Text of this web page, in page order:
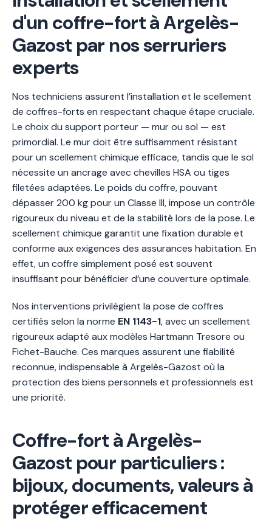
d'un coffre-fort à Argelès-
Gazost par nos serruriers
experts
Nos techniciens assurent l’installation et le scellement
de coffres-forts en respectant chaque étape cruciale.
Le choix du support porteur — mur ou sol — est
primordial. Le mur doit être suffisamment résistant
pour un scellement chimique efficace, tandis que le sol
nécessite un ancrage avec chevilles HSA ou tiges
filetées adaptées. Le poids du coffre, pouvant
dépasser 200 kg pour un Classe III, impose un contrôle
rigoureux du niveau et de la stabilité lors de la pose. Le
scellement chimique garantit une fixation durable et
conforme aux exigences des assurances habitation. En
effet, un coffre simplement posé est souvent
insuffisant pour bénéficier d’une couverture optimale.
Nos interventions privilégient la pose de coffres
certifiés selon la norme EN 1143-1, avec un scellement
rigoureux adapté aux modèles Hartmann Tresore ou
Fichet-Bauche. Ces marques assurent une fiabilité
reconnue, indispensable à Argelès-Gazost où la
protection des biens personnels et professionnels est
une priorité.
Coffre-fort à Argelès-
Gazost pour particuliers :
bijoux, documents, valeurs à
protéger efficacement